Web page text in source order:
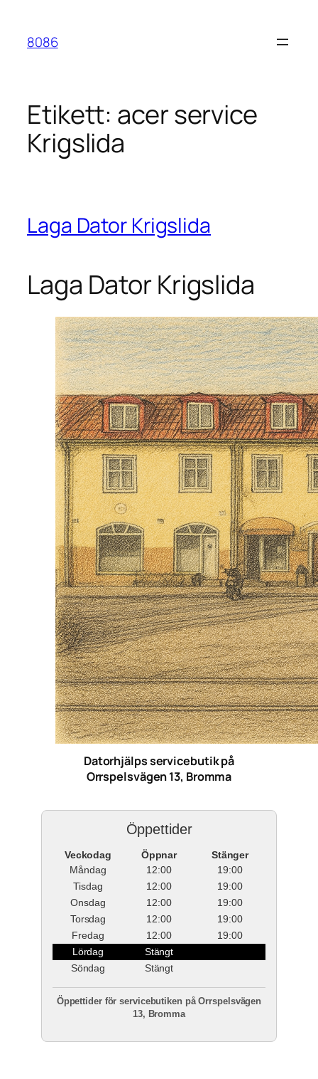
innehåll
8086
Etikett: acer service
Krigslida
Laga Dator Krigslida
Laga Dator Krigslida
Datorhjälps servicebutik på
Orrspelsvägen 13, Bromma
Öppettider
Veckodag Öppnar
Stänger
Måndag
12:00
19:00
Tisdag
12:00
19:00
Onsdag
12:00
19:00
Torsdag
12:00
19:00
Fredag
12:00
19:00
Lördag
Stängt
Söndag
Stängt
Öppettider för servicebutiken på Orrspelsvägen
13, Bromma